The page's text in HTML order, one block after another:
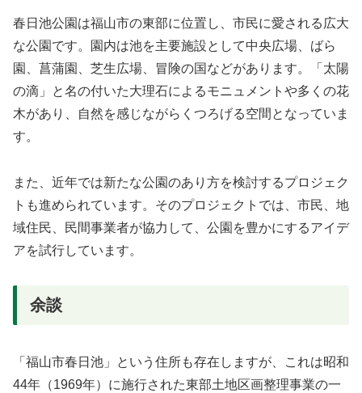
春日池公園は福山市の東部に位置し、市民に愛される広大
な公園です。園内は池を主要施設として中央広場、ばら
園、菖蒲園、芝生広場、冒険の国などがあります。「太陽
の滴」と名の付いた大理石によるモニュメントや多くの花
木があり、自然を感じながらくつろげる空間となっていま
す。
また、近年では新たな公園のあり方を検討するプロジェク
トも進められています。そのプロジェクトでは、市民、地
域住民、民間事業者が協力して、公園を豊かにするアイデ
アを試行しています。
余談
「福山市春日池」という住所も存在しますが、これは昭和
44年（1969年）に施行された東部土地区画整理事業の一